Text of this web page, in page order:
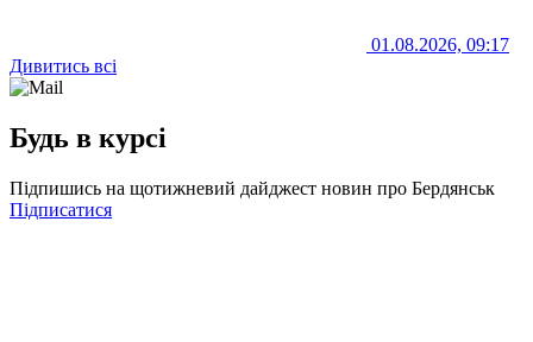
01.08.2026, 09:17
Дивитись всі
Будь в курсі
Підпишись на щотижневий дайджест новин про Бердянськ
Підписатися